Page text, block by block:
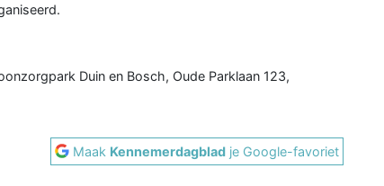
Duin en Bosch, Oude Parklaan 123,
Maak Kennemerdagblad je Google-favoriet